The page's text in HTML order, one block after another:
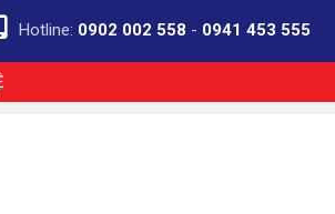
Hotline: 0902 002 558 - 0941 453 555